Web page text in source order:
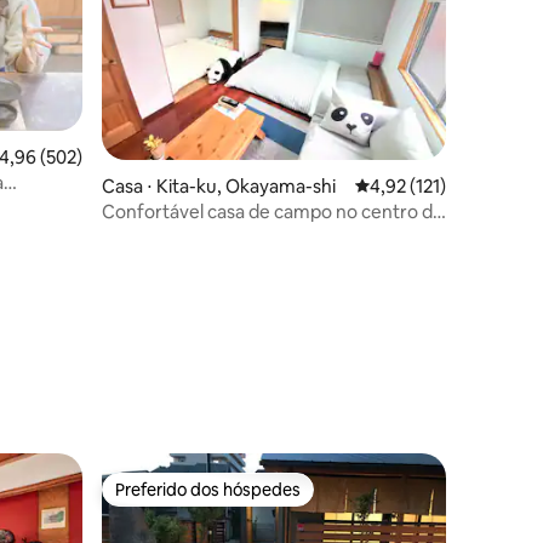
de uma avaliação média de 5, 502 avaliações
4,96 (502)
Casa ⋅ Kita-ku, Okayama-shi 4,92 de uma avaliação
4,92 (121)
Confortável casa de campo no centro de
hóspedes Preferido dos hóspedes
Preferido dos hóspedes